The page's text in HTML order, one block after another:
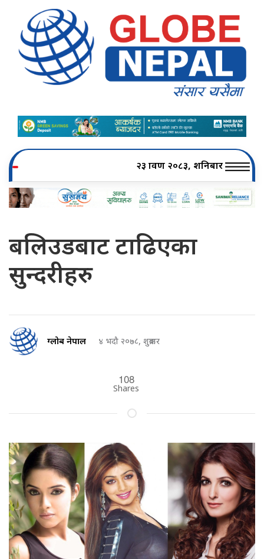
२३ श्रावण २०८३, शनिबार
बलिउडबाट टाढिएका
सुन्दरीहरु
ग्लोब नेपाल ४ भदौ २०७८, शुक्रबार
108
Shares